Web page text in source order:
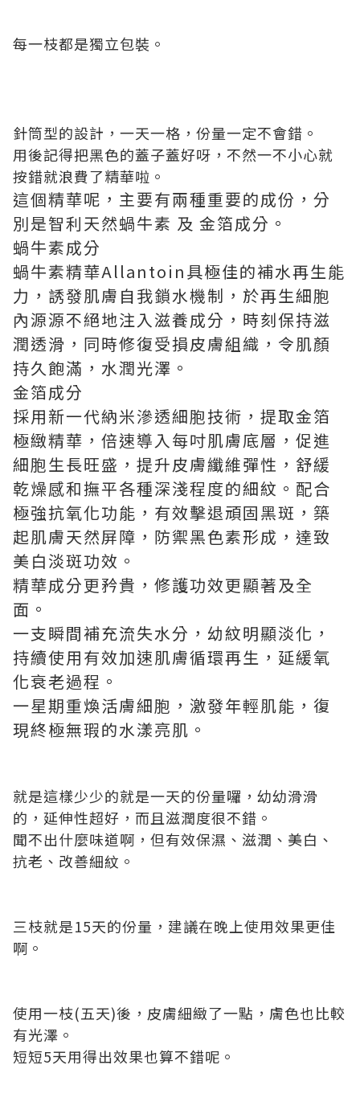
每一枝都是獨立包裝。
針筒型的設計，一天一格，份量一定不會錯。
用後記得把黑色的蓋子蓋好呀，不然一不小心就
按錯就浪費了精華啦。
這個精華呢，主要有兩種重要的成份，分
別是智利天然蝸牛素 及 金箔成分。
蝸牛素成分
蝸牛素精華Allantoin具極佳的補水再生能
力，誘發肌膚自我鎖水機制，於再生細胞
內源源不絕地注入滋養成分，時刻保持滋
潤透滑，同時修復受損皮膚組織，令肌顏
持久飽滿，水潤光澤。
金箔成分
採用新一代納米滲透細胞技術，提取金箔
極緻精華，倍速導入每吋肌膚底層，促進
細胞生長旺盛，提升皮膚纖維彈性，舒緩
乾燥感和撫平各種深淺程度的細紋。配合
極強抗氧化功能，有效擊退頑固黑斑，築
起肌膚天然屏障，防禦黑色素形成，達致
美白淡斑功效。
精華成分更矜貴，修護功效更顯著及全
面。
一支瞬間補充流失水分，幼紋明顯淡化，
持續使用有效加速肌膚循環再生，延緩氧
化衰老過程。
一星期重煥活膚細胞，激發年輕肌能，復
現終極無瑕的水漾亮肌。
就是這樣少少的就是一天的份量囉，幼幼滑滑
的，延伸性超好，而且滋潤度很不錯。
聞不出什麼味道啊，但有效保濕、滋潤、美白、
抗老、改善細紋。
三枝就是15天的份量，建議在晚上使用效果更佳
啊。
使用一枝(五天)後，皮膚細緻了一點，膚色也比較
有光澤。
短短5天用得出效果也算不錯呢。